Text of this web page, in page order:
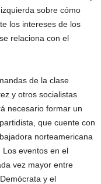
sobre cómo
los intereses de los
relaciona con el
de la clase
y otros socialistas
necesario formar un
que cuente con
norteamericana
Los eventos en el
vez mayor entre
y el